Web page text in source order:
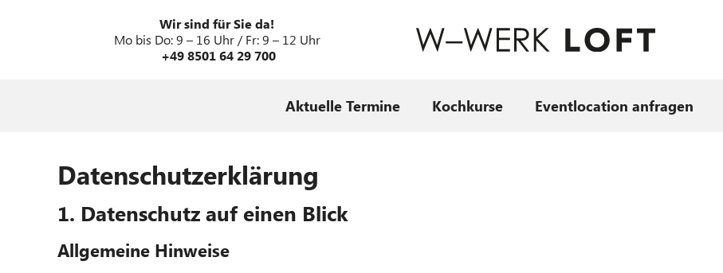
Wir sind für Sie da!
Mo bis Do: 9 – 16 Uhr / Fr: 9 – 12 Uhr
+49 8501 64 29 700
Aktuelle Termine Kochkurse Eventlocation anfragen
Datenschutzerklärung
1. Datenschutz auf einen Blick
Allgemeine Hinweise